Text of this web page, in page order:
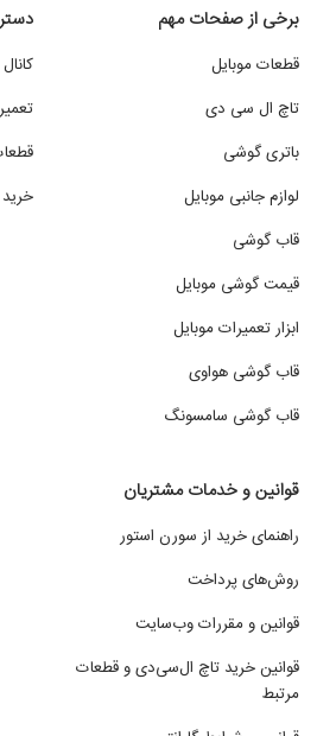
برخی از صفحات مهم
قطعات موبایل
تاچ ال سی دی
باتری گوشی
لوازم جانبی موبایل
قاب گوشی
قیمت گوشی موبایل
ابزار تعمیرات موبایل
قاب گوشی هواوی
قاب گوشی سامسونگ
قوانین و خدمات مشتریان
راهنمای خرید از سورن استور
روش‌های پرداخت
قوانین و مقررات وب‌سایت
قوانین خرید تاچ ال‌سی‌دی و قطعات
مرتبط